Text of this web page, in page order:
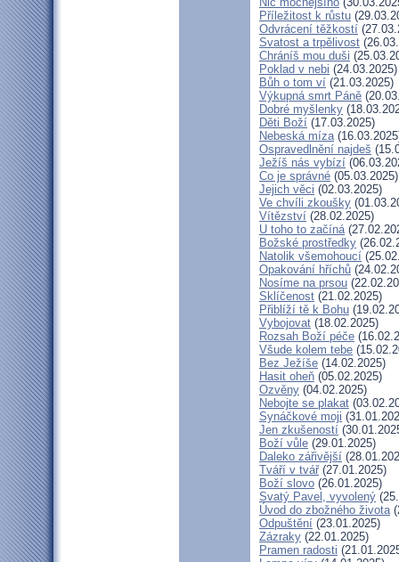
Příležitost k růstu
Odvrácení těžkostí
Svatost a trpělivost
Chráníš mou duši
Poklad v nebi (24.03.2025)
Bůh o tom ví (21.03.2025)
Výkupná smrt Páně
Dobré myšlenky
Děti Boží (17.03.2025)
Nebeská míza
Ospravedlnění najdeš
Ježíš nás vybízí
Co je správné (05.03.2025)
Jejich věci (02.03.2025)
Ve chvíli zkoušky
Vítězství (28.02.2025)
U toho to začíná
Božské prostředky
Natolik všemohoucí
Opakování hříchů
Nosíme na prsou
Sklíčenost (21.02.2025)
Přiblíží tě k Bohu
Vybojovat (18.02.2025)
Rozsah Boží péče
Všude kolem tebe
Bez Ježíše (14.02.2025)
Hasit oheň (05.02.2025)
Ozvěny (04.02.2025)
Nebojte se plakat
Synáčkové moji
Jen zkušeností
Boží vůle (29.01.2025)
Daleko zářivější
Tváří v tvář(27.01.2025)
Boží slovo (26.01.2025)
Svatý Pavel, vyvolený
Úvod do zbožného života
Odpuštění (23.01.2025)
Zázraky (22.01.2025)
Pramen radosti